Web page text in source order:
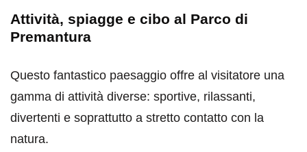
Attività, spiagge e cibo al Parco di
Premantura
Questo fantastico paesaggio offre al visitatore una
gamma di attività diverse: sportive, rilassanti,
divertenti e soprattutto a stretto contatto con la
natura.